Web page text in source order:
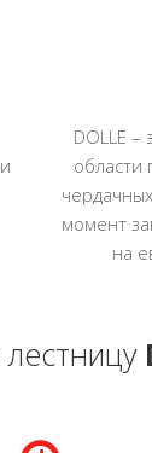
DOLLE
области
момент
на